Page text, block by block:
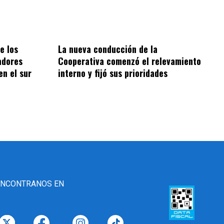
los
el sur
La nueva conducción de la
Cooperativa comenzó el relevamiento
interno y fijó sus prioridades
EN